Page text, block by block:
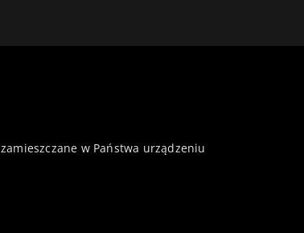
w Państwa urządzeniu